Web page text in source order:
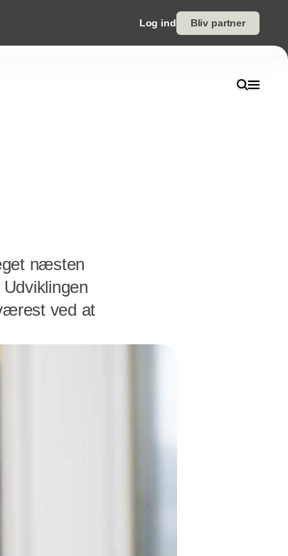
Log ind Bliv partner
næsten
ved at